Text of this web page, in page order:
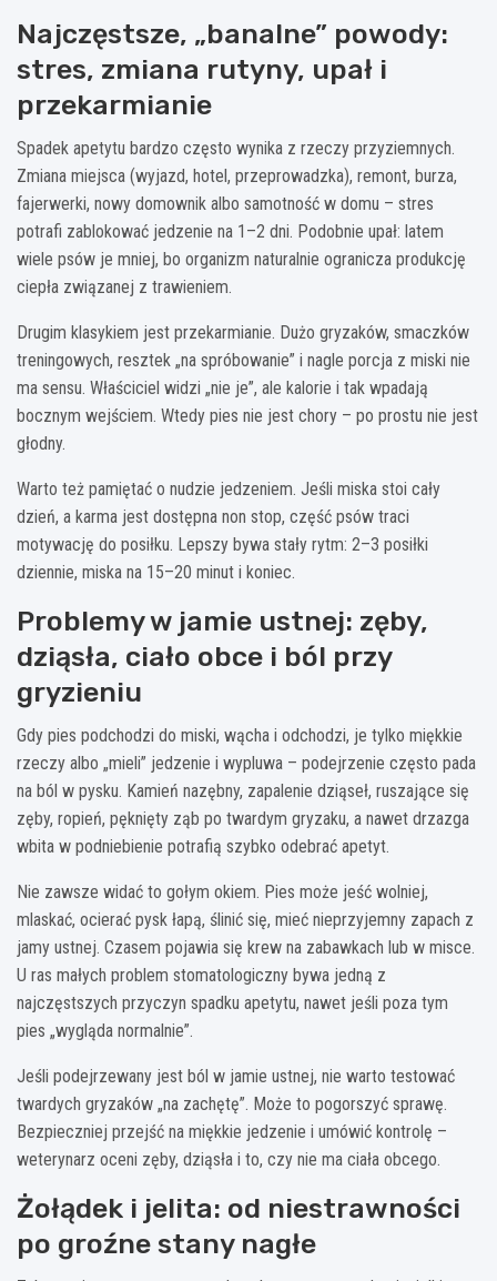
Najczęstsze, „banalne” powody:
stres, zmiana rutyny, upał i
przekarmianie
Spadek apetytu bardzo często wynika z rzeczy przyziemnych.
Zmiana miejsca (wyjazd, hotel, przeprowadzka), remont, burza,
fajerwerki, nowy domownik albo samotność w domu – stres
potrafi zablokować jedzenie na 1–2 dni. Podobnie upał: latem
wiele psów je mniej, bo organizm naturalnie ogranicza produkcję
ciepła związanej z trawieniem.
Drugim klasykiem jest przekarmianie. Dużo gryzaków, smaczków
treningowych, resztek „na spróbowanie” i nagle porcja z miski nie
ma sensu. Właściciel widzi „nie je”, ale kalorie i tak wpadają
bocznym wejściem. Wtedy pies nie jest chory – po prostu nie jest
głodny.
Warto też pamiętać o nudzie jedzeniem. Jeśli miska stoi cały
dzień, a karma jest dostępna non stop, część psów traci
motywację do posiłku. Lepszy bywa stały rytm: 2–3 posiłki
dziennie, miska na 15–20 minut i koniec.
Problemy w jamie ustnej: zęby,
dziąsła, ciało obce i ból przy
gryzieniu
Gdy pies podchodzi do miski, wącha i odchodzi, je tylko miękkie
rzeczy albo „mieli” jedzenie i wypluwa – podejrzenie często pada
na ból w pysku. Kamień nazębny, zapalenie dziąseł, ruszające się
zęby, ropień, pęknięty ząb po twardym gryzaku, a nawet drzazga
wbita w podniebienie potrafią szybko odebrać apetyt.
Nie zawsze widać to gołym okiem. Pies może jeść wolniej,
mlaskać, ocierać pysk łapą, ślinić się, mieć nieprzyjemny zapach z
jamy ustnej. Czasem pojawia się krew na zabawkach lub w misce.
U ras małych problem stomatologiczny bywa jedną z
najczęstszych przyczyn spadku apetytu, nawet jeśli poza tym
pies „wygląda normalnie”.
Jeśli podejrzewany jest ból w jamie ustnej, nie warto testować
twardych gryzaków „na zachętę”. Może to pogorszyć sprawę.
Bezpieczniej przejść na miękkie jedzenie i umówić kontrolę –
weterynarz oceni zęby, dziąsła i to, czy nie ma ciała obcego.
Żołądek i jelita: od niestrawności
po groźne stany nagłe